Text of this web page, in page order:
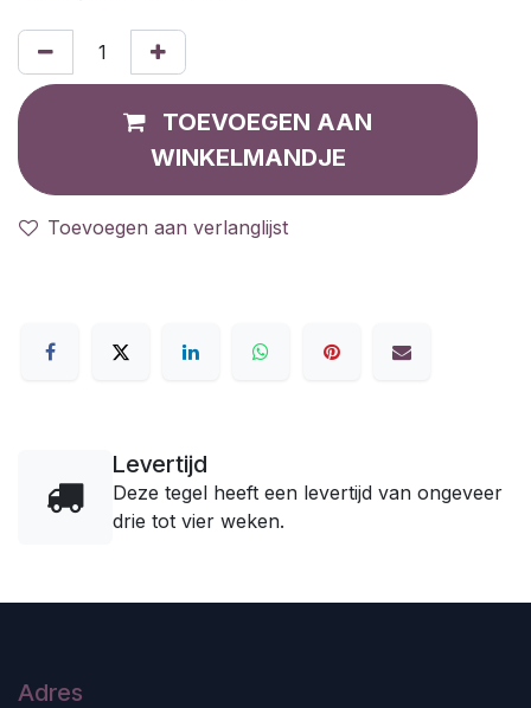
TOEVOEGEN AAN
WINKELMANDJE
Toevoegen aan verlanglijst
Levertijd
Deze tegel heeft een levertijd van ongeveer
drie tot vier weken.
Adres